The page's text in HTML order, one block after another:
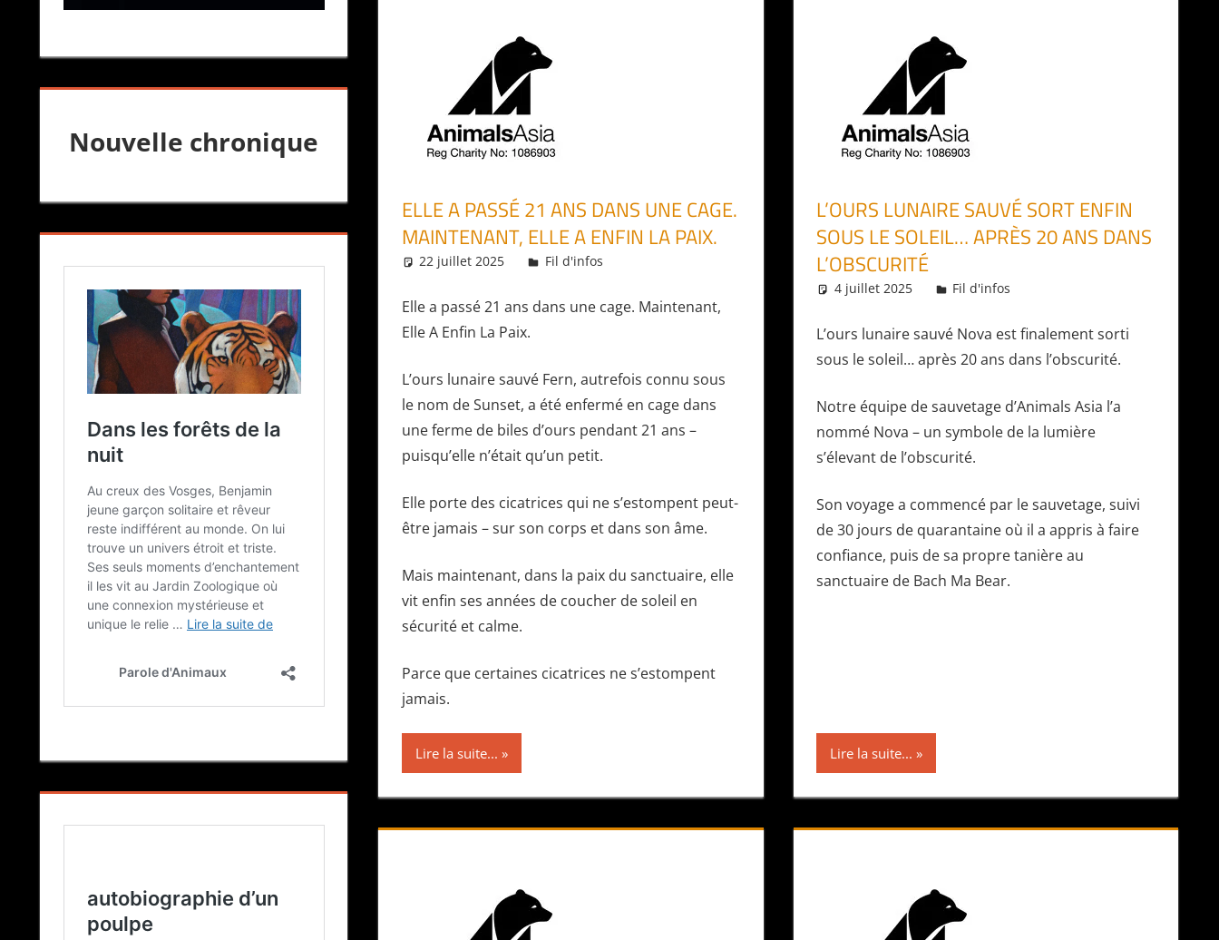
ELLE A PASSÉ 21 ANS DANS UNE CAGE.
MAINTENANT, ELLE A ENFIN LA PAIX.
22 juillet 2025 Daniel
Fil d'infos
Elle a passé 21 ans dans une cage. Maintenant,
Elle A Enfin La Paix.
L’ours lunaire sauvé Fern, autrefois connu sous
le nom de Sunset, a été enfermé en cage dans
une ferme de biles d’ours pendant 21 ans –
puisqu’elle n’était qu’un petit.
Elle porte des cicatrices qui ne s’estompent peut-
être jamais – sur son corps et dans son âme.
Mais maintenant, dans la paix du sanctuaire, elle
vit enfin ses années de coucher de soleil en
sécurité et calme.
Parce que certaines cicatrices ne s’estompent
jamais.
Lire la suite...
L’OURS LUNAIRE SAUVÉ SORT ENFIN
SOUS LE SOLEIL… APRÈS 20 ANS DANS
L’OBSCURITÉ
4 juillet 2025 Daniel
Fil d'infos
L’ours lunaire sauvé Nova est finalement sorti
sous le soleil… après 20 ans dans l’obscurité.
Notre équipe de sauvetage d’Animals Asia l’a
nommé Nova – un symbole de la lumière
s’élevant de l’obscurité.
Son voyage a commencé par le sauvetage, suivi
de 30 jours de quarantaine où il a appris à faire
confiance, puis de sa propre tanière au
sanctuaire de Bach Ma Bear.
Lire la suite...
Nouvelle chronique